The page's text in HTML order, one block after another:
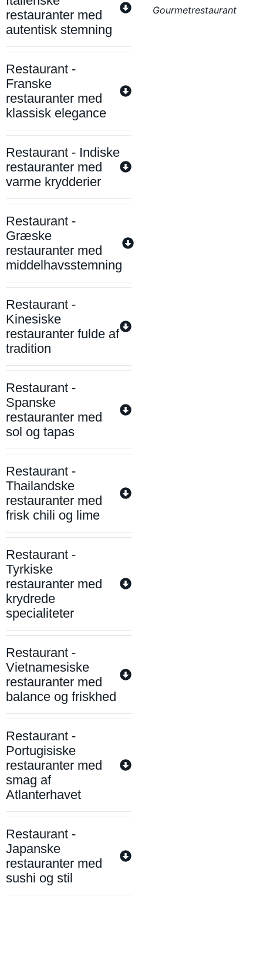
restauranter med
autentisk stemning
Restaurant -
Franske
restauranter med
klassisk elegance
Restaurant - Indiske
restauranter med
varme krydderier
Restaurant -
Græske
restauranter med
middelhavsstemning
Restaurant -
Kinesiske
restauranter fulde af
tradition
Restaurant -
Spanske
restauranter med
sol og tapas
Restaurant -
Thailandske
restauranter med
frisk chili og lime
Restaurant -
Tyrkiske
restauranter med
krydrede
specialiteter
Restaurant -
Vietnamesiske
restauranter med
balance og friskhed
Restaurant -
Portugisiske
restauranter med
smag af
Atlanterhavet
Restaurant -
Japanske
restauranter med
sushi og stil
Gourmetrestaurant